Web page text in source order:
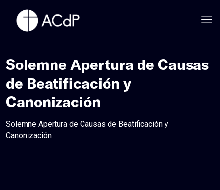
Solemne Apertura de Causas
de Beatificación y
Canonización
Solemne Apertura de Causas de Beatificación y
Canonización